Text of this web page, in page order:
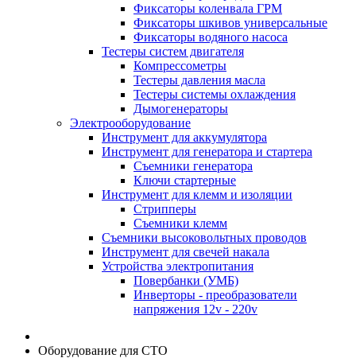
Фиксаторы коленвала ГРМ
Фиксаторы шкивов универсальные
Фиксаторы водяного насоса
Тестеры систем двигателя
Компрессометры
Тестеры давления масла
Тестеры системы охлаждения
Дымогенераторы
Электрооборудование
Инструмент для аккумулятора
Инструмент для генератора и стартера
Съемники генератора
Ключи стартерные
Инструмент для клемм и изоляции
Стрипперы
Съемники клемм
Съемники высоковольтных проводов
Инструмент для свечей накала
Устройства электропитания
Повербанки (УМБ)
Инверторы - преобразователи
напряжения 12v - 220v
Оборудование для СТО